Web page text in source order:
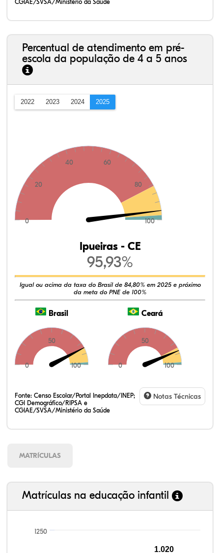
CGIAE/SVSA/Ministério da Saúde
Percentual de atendimento em pré-
escola da população de 4 a 5 anos
2022 2023 2024 2025
0
20
40 60
80
100
Ipueiras - CE
95,93%
Igual ou acima da taxa do Brasil de 84,80% em 2025 e próximo
da meta do PNE de 100%
Brasil
0
50
100
Ceará
0
50
100
Fonte: Censo Escolar/Portal Inepdata/INEP;
CGI Demográfico/RIPSA e
CGIAE/SVSA/Ministério da Saúde
Notas Técnicas
MATRÍCULAS
Matrículas na educação infantil
1250
1.020